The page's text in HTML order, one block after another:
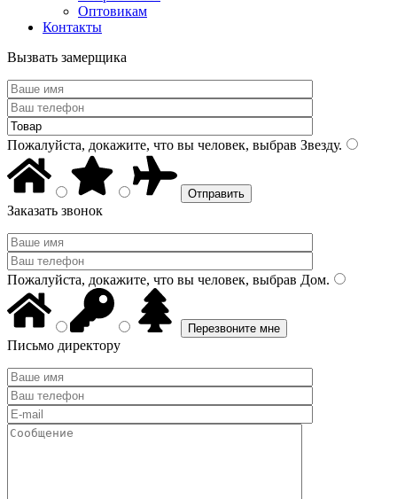
Оптовикам
Контакты
Вызвать замерщика
Пожалуйста, докажите, что вы человек, выбрав Звезду.
Заказать звонок
Пожалуйста, докажите, что вы человек, выбрав Дом.
Письмо директору